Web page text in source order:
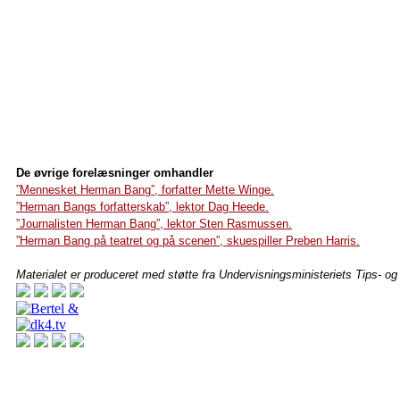
De øvrige forelæsninger omhandler
”Mennesket Herman Bang”, forfatter Mette Winge.
”Herman Bangs forfatterskab”, lektor Dag Heede.
”Journalisten Herman Bang”, lektor Sten Rasmussen.
”Herman Bang på teatret og på scenen”, skuespiller Preben Harris.
Materialet er produceret med støtte fra Undervisningsministeriets Tips- og